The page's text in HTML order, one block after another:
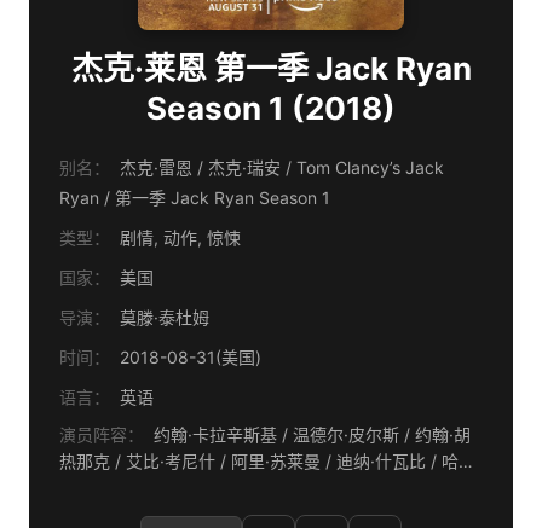
杰克·莱恩 第一季 Jack Ryan
Season 1 (2018)
别名：
杰克·雷恩 / 杰克·瑞安 / Tom Clancy’s Jack
Ryan / 第一季 Jack Ryan Season 1
类型：
剧情, 动作, 惊悚
国家：
美国
导演：
莫滕·泰杜姆
时间：
2018-08-31(美国)
语言：
英语
演员阵容：
约翰·卡拉辛斯基 / 温德尔·皮尔斯 / 约翰·胡
热那克 / 艾比·考尼什 / 阿里·苏莱曼 / 迪纳·什瓦比 / 哈斯·